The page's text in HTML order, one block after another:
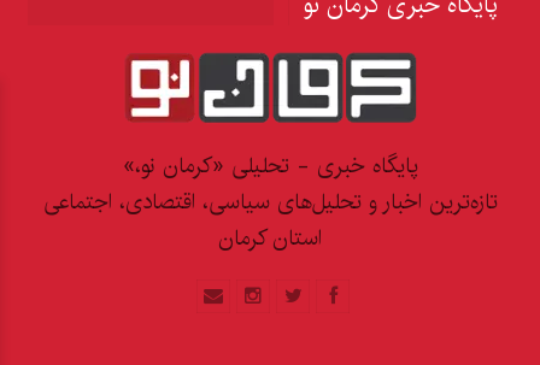
پایگاه خبری - تحلیلی «کرمان نو،»
تازه‌ترین اخبار و تحلیل‌های سیاسی، اقتصادی، اجتماعی
استان کرمان